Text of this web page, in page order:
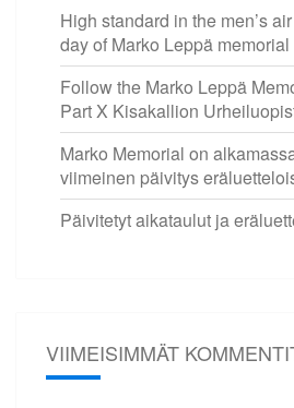
High standard in the men’s
day of Marko Leppä memorial
Follow the Marko Leppä
Part X Kisakallion
Marko Memorial on
viimeinen päivitys
Päivitetyt aikataulut ja
VIIMEISIMMÄT